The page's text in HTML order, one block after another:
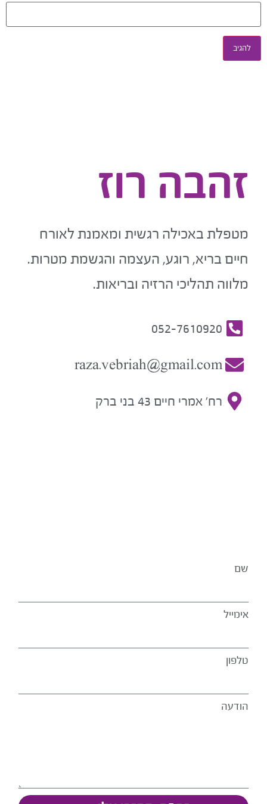
זהבה רוז
מטפלת באכילה רגשית ומאמנת לאורח
חיים בריא, רוגע, העצמה והגשמת מטרות.
מלווה תהליכי הרזיה ובריאות.
052-7610920
raza.vebriah@gmail.com
רח' אמרי חיים 43 בני ברק
שם
אימייל
טלפון
הודעה